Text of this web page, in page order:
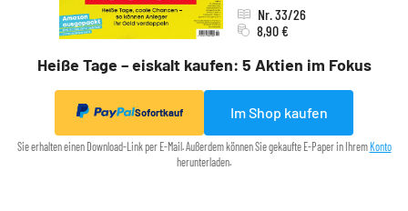
Heiße Tage – eiskalt kaufen: 5 Aktien im Fokus
Nr. 33/26
8,90 €
Sofortkauf Im Shop kaufen
Sie erhalten einen Download-Link per E-Mail. Außerdem können Sie gekaufte E-Paper in Ihrem Konto
herunterladen.